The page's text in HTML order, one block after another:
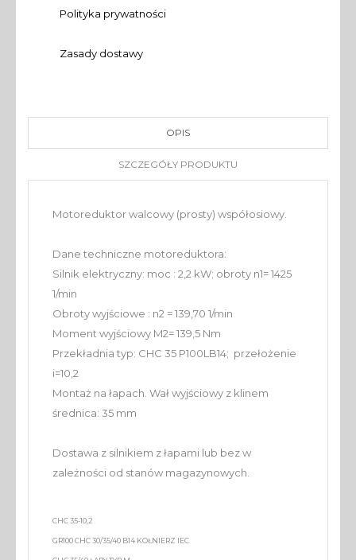
Polityka prywatności
Zasady dostawy
OPIS
SZCZEGÓŁY PRODUKTU
Motoreduktor walcowy (prosty) współosiowy.
Dane techniczne motoreduktora:
Silnik elektryczny: moc : 2,2 kW; obroty n1= 1425
1/min
Obroty wyjściowe : n2 = 139,70 1/min
Moment wyjściowy M2= 139,5 Nm
Przekładnia typ: CHC 35 P100LB14; przełożenie
i=10,2
Montaż na łapach. Wał wyjściowy z klinem
średnica: 35 mm
Dostawa z silnikiem z łapami lub bez w
zależności od stanów magazynowych.
CHC 35-10,2
GR100 CHC 30/35/40 B14 KOŁNIERZ IEC